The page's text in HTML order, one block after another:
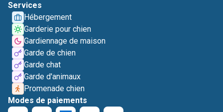
Services
Hébergement
Garderie pour chien
Gardiennage de maison
Garde de chien
Garde chat
Garde d'animaux
Promenade chien
Modes de paiements